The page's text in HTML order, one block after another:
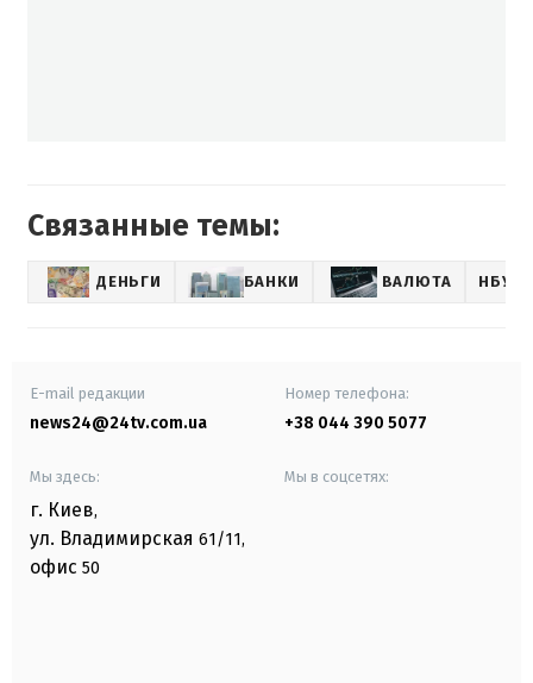
Связанные темы:
ДЕНЬГИ БАНКИ ВАЛЮТА НБУ
E-mail редакции
news24@24tv.com.ua
Номер телефона:
+38 044 390 5077
Мы здесь:
г. Киев,
ул. Владимирская 61/11,
офис 50
Мы в соцсетях: